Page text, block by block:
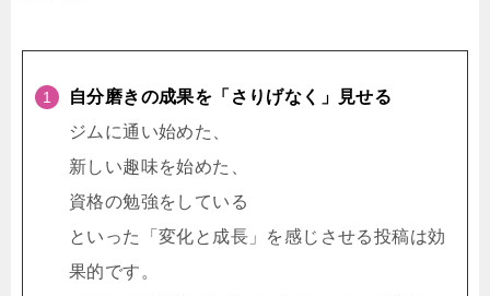
自分磨きの成果を「さりげなく」見せる
ジムに通い始めた、
新しい趣味を始めた、
資格の勉強をしている
といった「変化と成長」を感じさせる投稿は効
果的です。